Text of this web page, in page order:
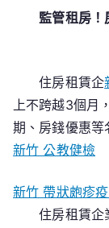
監管租房！
住房租賃企
上不跨越3個月
期、房錢優惠等
新竹 公教健檢
新竹 帶狀皰疹
住房租賃企業